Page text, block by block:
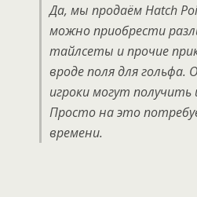
Да, мы продаём Hatch
можно приобрести
тайлсеты и прочие
вроде поля для гольфа.
игроки могут получить
Просто на это
времени.